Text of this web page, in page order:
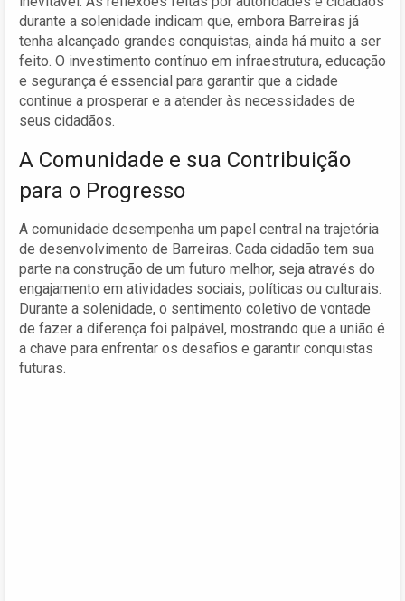
durante a solenidade indicam que, embora Barreiras já
tenha alcançado grandes conquistas, ainda há muito a ser
feito. O investimento contínuo em infraestrutura, educação
e segurança é essencial para garantir que a cidade
continue a prosperar e a atender às necessidades de
seus cidadãos.
A Comunidade e sua Contribuição
para o Progresso
A comunidade desempenha um papel central na trajetória
de desenvolvimento de Barreiras. Cada cidadão tem sua
parte na construção de um futuro melhor, seja através do
engajamento em atividades sociais, políticas ou culturais.
Durante a solenidade, o sentimento coletivo de vontade
de fazer a diferença foi palpável, mostrando que a união é
a chave para enfrentar os desafios e garantir conquistas
futuras.